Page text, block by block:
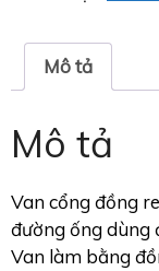
Mô tả
Mô tả
Van cổng đồng
đường ống dùng
Van làm bằng